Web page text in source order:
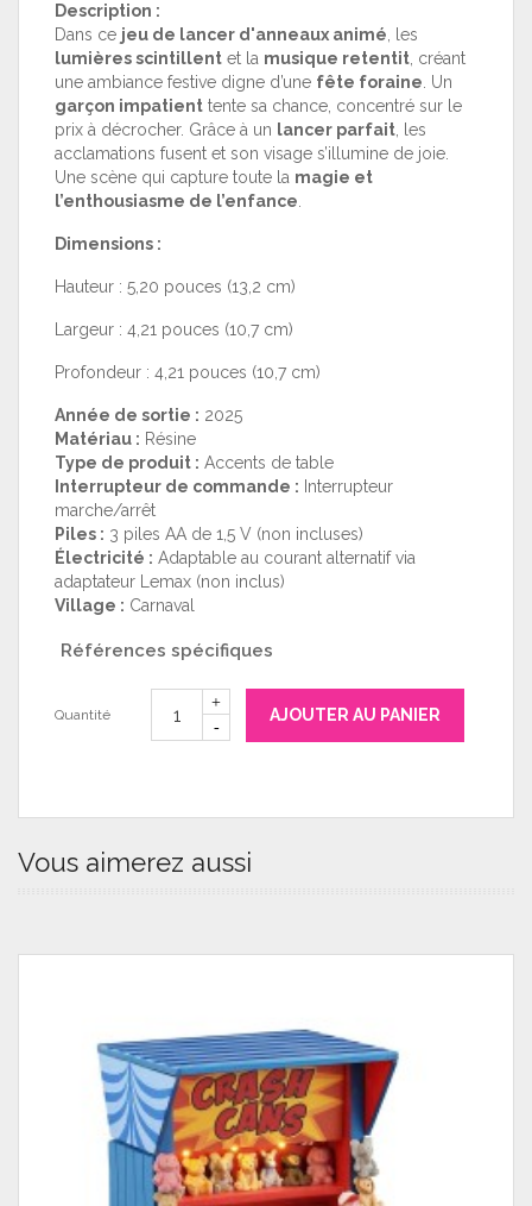
Description :
Dans ce jeu de lancer d'anneaux animé , les
lumières scintillent et la musique retentit , créant
une ambiance festive digne d’une fête foraine . Un
garçon impatient tente sa chance, concentré sur le
prix à décrocher. Grâce à un lancer parfait , les
acclamations fusent et son visage s’illumine de joie.
Une scène qui capture toute la magie et
l’enthousiasme de l’enfance
Dimensions :
Hauteur : 5,20 pouces (13,2 cm)
Largeur : 4,21 pouces (10,7 cm)
Profondeur : 4,21 pouces (10,7 cm)
Année de sortie : 2025
Matériau : Résine
Type de produit : Accents de table
Interrupteur de commande : Interrupteur
marche/arrêt
Piles : 3 piles AA de 1,5 V (non incluses)
Électricité : Adaptable au courant alternatif via
adaptateur Lemax (non inclus)
Village : Carnaval
Références spécifiques
Quantité AJOUTER AU PANIER
Vous aimerez aussi